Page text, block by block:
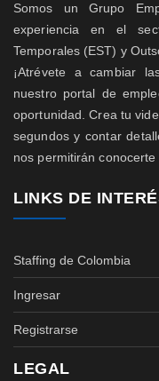
Somos un Grupo
experiencia en el
Temporales (EST) y
¡Atrévete a cambiar
nuestro portal de
oportunidad. Crea tu
segundos y contar
nos permitirán conocerte
LINKS DE
Staffing de Colombia
Ingresar
Registrarse
LEGAL